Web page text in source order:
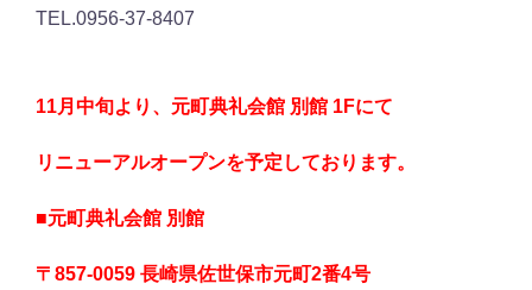
TEL.0956-37-8407
11月中旬より、元町典礼会館 別館 1Fにて
リニューアルオープンを予定しております。
■元町典礼会館 別館
〒857-0059 長崎県佐世保市元町2番4号